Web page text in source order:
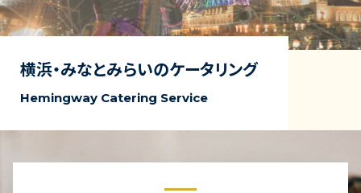
横浜・みなとみらいのケータリング
Hemingway Catering Service